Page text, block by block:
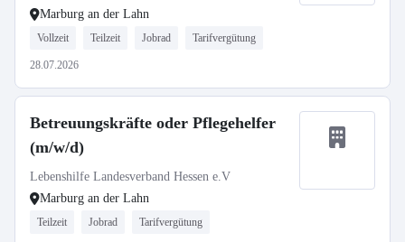
Marburg an der Lahn
Vollzeit Teilzeit Jobrad Tarifvergütung
28.07.2026
Betreuungskräfte oder Pflegehelfer
(m/w/d)
Lebenshilfe Landesverband Hessen e.V
Marburg an der Lahn
Teilzeit Jobrad Tarifvergütung